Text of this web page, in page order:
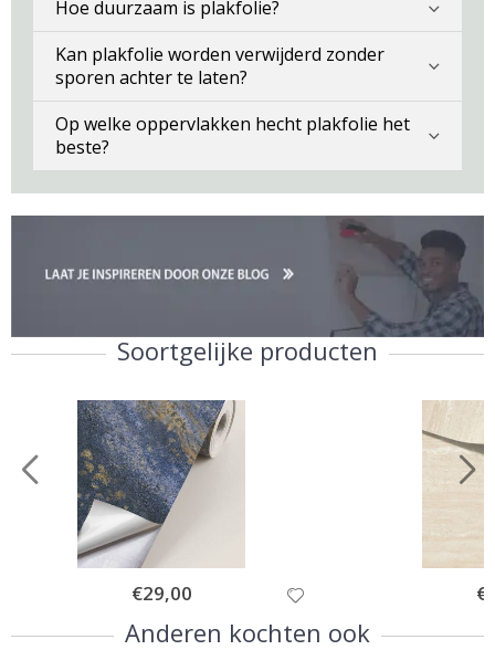
Hoe duurzaam is plakfolie?
Kan plakfolie worden verwijderd zonder
sporen achter te laten?
Op welke oppervlakken hecht plakfolie het
beste?
Soortgelijke producten
Special
Price
€29,00
Anderen kochten ook